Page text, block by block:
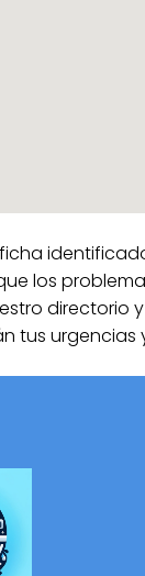
los
directorio
tus